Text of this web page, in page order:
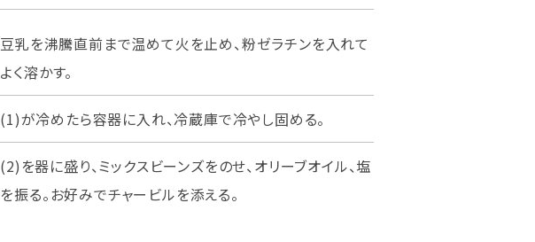
豆乳を沸騰直前まで温めて火を止め、粉ゼラチンを入れて
よく溶かす。
(1)が冷めたら容器に入れ、冷蔵庫で冷やし固める。
(2)を器に盛り、ミックスビーンズをのせ、オリーブオイル、塩
を振る。お好みでチャービルを添える。